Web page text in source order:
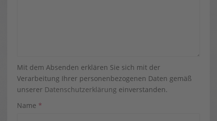
Mit dem Absenden erklären Sie sich mit der
Verarbeitung Ihrer personenbezogenen Daten gemäß
unserer Datenschutzerklärung einverstanden.
Name *